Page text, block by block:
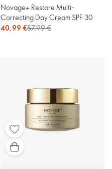
Novage+ Restore Multi-
Correcting Day Cream SPF 30
40,99 €57,99 €